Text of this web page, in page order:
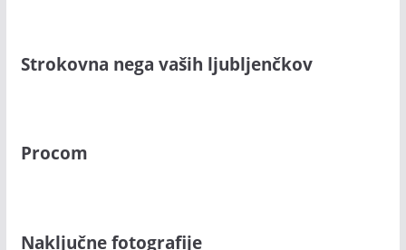
Strokovna nega vaših ljubljenčkov
Procom
Naključne fotografije